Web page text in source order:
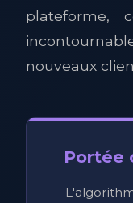
nouveaux
Portée